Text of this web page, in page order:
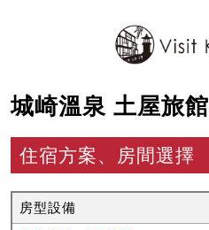
城崎溫泉 土屋旅館
住宿方案、房間選擇
房型設備